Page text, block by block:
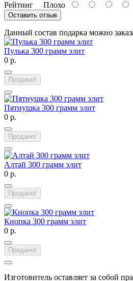
Рейтинг Плохо
Оставить отзыв
Данный состав подарка можно
Пулька 300 грамм элит
0 р.
Продано!
Пятнушка 300 грамм элит
0 р.
Продано!
Алтай 300 грамм элит
0 р.
Продано!
Кнопка 300 грамм элит
0 р.
Продано!
Изготовитель оставляет за собой